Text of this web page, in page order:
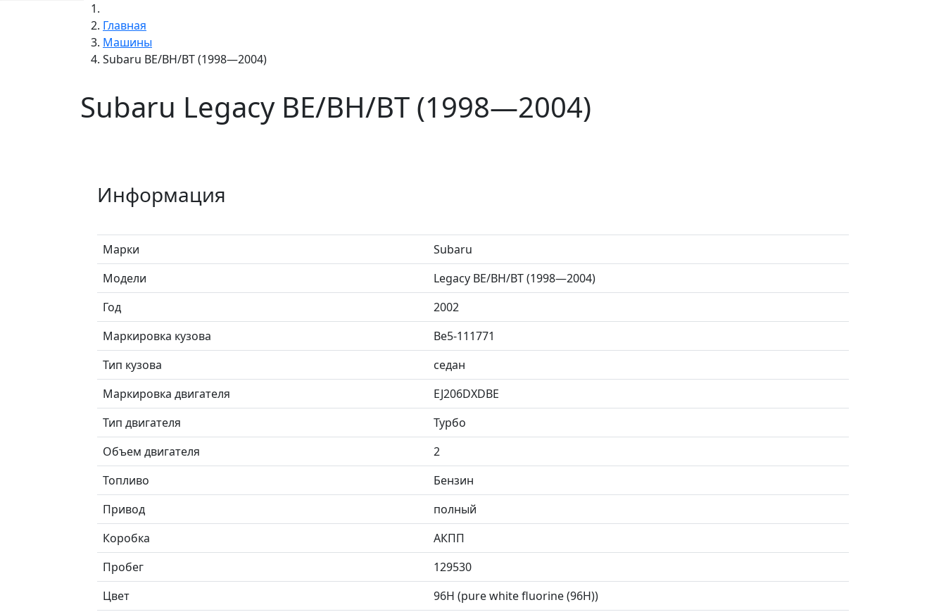
Главная
Машины
Subaru BE/BH/BT (1998—2004)
Subaru Legacy BE/BH/BT (1998—2004)
Информация
Марки
Subaru
Модели
Legacy BE/BH/BT (1998—2004)
Год
2002
Маркировка кузова
Be5-111771
Тип кузова
седан
Маркировка двигателя
EJ206DXDBE
Тип двигателя
Турбо
Объем двигателя
2
Топливо
Бензин
Привод
полный
Коробка
АКПП
Пробег
129530
Цвет
96H (pure white fluorine (96H))